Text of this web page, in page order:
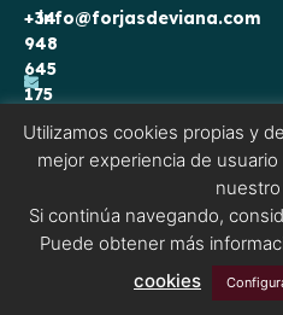
+34
948
645
175
info@forjasdeviana.com
Aviso legalPolítica de
Utilizamos cookies propias y
mejor experiencia de
Si continúa navegando,
Puede obtener más
cookies